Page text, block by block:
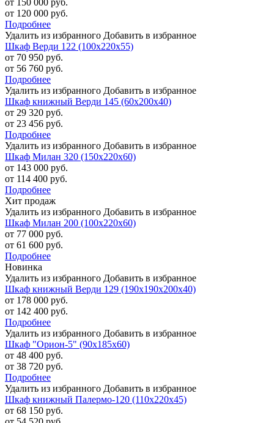
от 150 000 руб.
от 120 000 руб.
Подробнее
Удалить из избранного Добавить в избранное
Шкаф Верди 122 (100х220х55)
от 70 950 руб.
от 56 760 руб.
Подробнее
Удалить из избранного Добавить в избранное
Шкаф книжный Верди 145 (60х200х40)
от 29 320 руб.
от 23 456 руб.
Подробнее
Удалить из избранного Добавить в избранное
Шкаф Милан 320 (150х220х60)
от 143 000 руб.
от 114 400 руб.
Подробнее
Хит продаж
Удалить из избранного Добавить в избранное
Шкаф Милан 200 (100х220х60)
от 77 000 руб.
от 61 600 руб.
Подробнее
Новинка
Удалить из избранного Добавить в избранное
Шкаф книжный Верди 129 (190х190х200х40)
от 178 000 руб.
от 142 400 руб.
Подробнее
Удалить из избранного Добавить в избранное
Шкаф "Орион-5" (90х185х60)
от 48 400 руб.
от 38 720 руб.
Подробнее
Удалить из избранного Добавить в избранное
Шкаф книжный Палермо-120 (110х220х45)
от 68 150 руб.